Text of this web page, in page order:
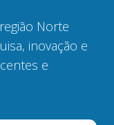
Norte
inovação e
e